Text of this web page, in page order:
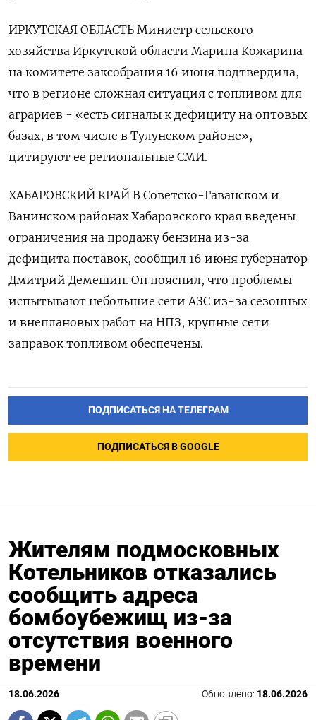
ИРКУТСКАЯ ‌ОБЛАСТЬ Министр сельского
хозяйства Иркутской области Марина Кожарина
на комитете заксобрания 16 июня подтвердила,
что в регионе сложная ситуация с топливом для
аграриев - «есть сигналы к дефициту на оптовых
базах, в том числе в Тулунском ​районе»,
цитируют ее региональные СМИ.
ХАБАРОВСКИЙ КРАЙ В Советско-Гаванском и
Ванинском районах Хабаровского края введены
ограничения на продажу бензина из-за
дефицита поставок, сообщил 16 июня губернатор
Дмитрий ‌Демешин. Он пояснил, что проблемы
испытывают небольшие сети АЗС из-за сезонных
и внеплановых работ на НПЗ, крупные сети
заправок топливом обеспечены.
ПОДПИСАТЬСЯ НА ТЕЛЕГРАМ
ПОДПИСАТЬСЯ В GOOGLE
Жителям подмосковных
Котельников отказались
сообщить адреса
бомбоубежищ из-за
отсутствия военного
времени
18.06.2026 Обновлено: 18.06.2026